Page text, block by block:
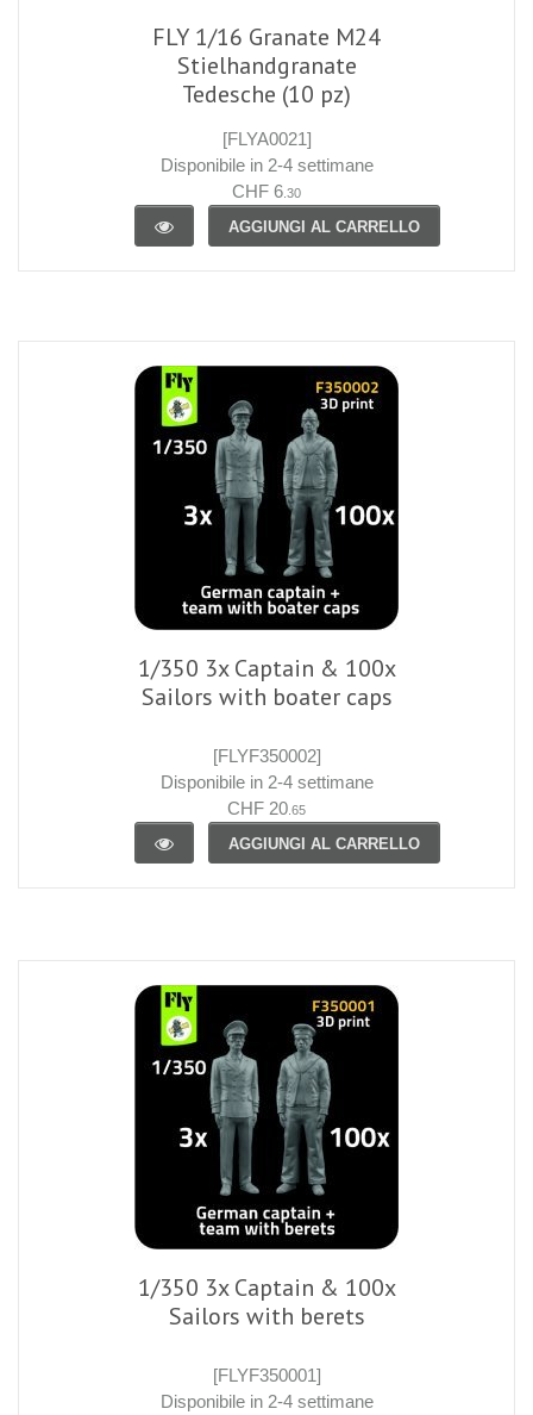
FLY 1/16 Granate M24
Stielhandgranate
Tedesche (10 pz)
[FLYA0021]
Disponibile in 2-4 settimane
CHF 6 .30
AGGIUNGI AL CARRELLO
1/350 3x Captain & 100x
Sailors with boater caps
[FLYF350002]
Disponibile in 2-4 settimane
CHF 20 .65
AGGIUNGI AL CARRELLO
1/350 3x Captain & 100x
Sailors with berets
[FLYF350001]
Disponibile in 2-4 settimane